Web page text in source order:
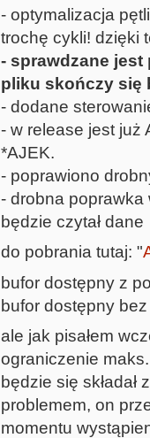
- optymalizacja
trochę cykli! dzięki
- sprawdzane jest
pliku skończy się
- dodane
- w release jest już
*AJEK.
- poprawiono
- drobna poprawka
będzie czytał dane
do pobrania tutaj: "
bufor dostępny z
bufor dostępny
ale jak pisałem
ograniczenie
będzie się
problemem, on
momentu